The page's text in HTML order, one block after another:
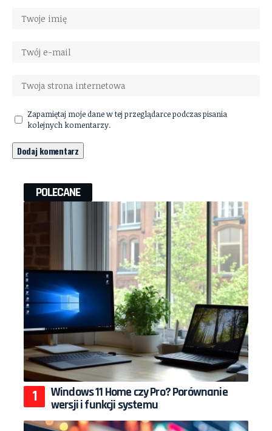
Zapamiętaj moje dane w tej przeglądarce podczas pisania
kolejnych komentarzy.
POLECANE
Windows 11 Home czy Pro? Porównanie
wersji i funkcji systemu